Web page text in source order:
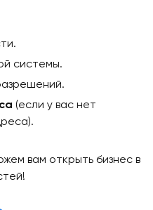
системы.
(если у вас нет
вам открыть бизнес в